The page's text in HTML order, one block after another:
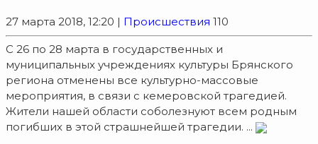
27 марта 2018, 12:20 | Происшествия 110
С 26 по 28 марта в государственных и
муниципальных учреждениях культуры Брянского
региона отменены все культурно-массовые
мероприятия, в связи с кемеровской трагедией.
Жители нашей области соболезнуют всем родным
погибших в этой страшнейшей трагедии. ...